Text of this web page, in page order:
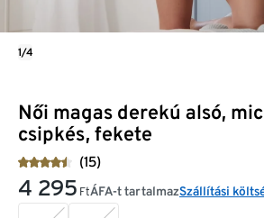
Női magas derekú alsó,
csipkés, fekete
(15)
4 295 FtÁFA-t tartalmazSzállítási
1/4